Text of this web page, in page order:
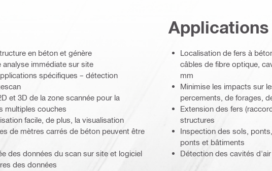
en béton et génère
immédiate sur site
spécifiques – détection
et 3D de la zone scannée pour la
multiples couches
facile, de plus, la visualisation
de mètres carrés de béton peuvent être
des données du scan sur site et logiciel
des données
Applications
Localisation de fers à
câbles de fibre optique,
mm
Minimise les impacts sur
percements, de forages,
Extension des fers
structures
Inspection des sols,
ponts et bâtiments
Détection des cavités